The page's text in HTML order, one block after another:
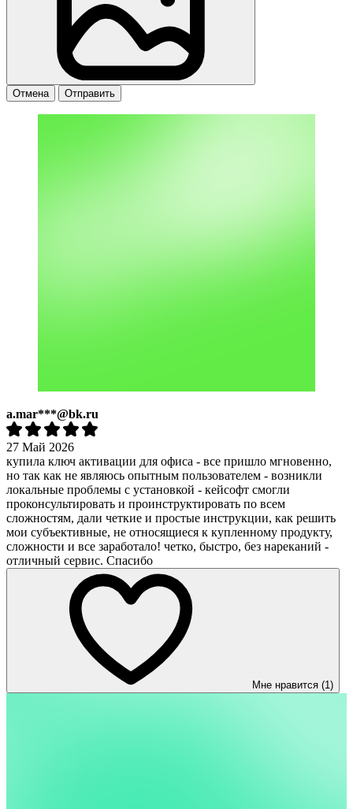
Отмена Отправить
a.mar***@bk.ru
27 Май 2026
купила ключ активации для офиса - все пришло мгновенно,
но так как не являюсь опытным пользователем - возникли
локальные проблемы с установкой - кейсофт смогли
проконсультировать и проинструктировать по всем
сложностям, дали четкие и простые инструкции, как решить
мои субъективные, не относящиеся к купленному продукту,
сложности и все заработало! четко, быстро, без нареканий -
отличный сервис. Спасибо
Мне нравится (1)